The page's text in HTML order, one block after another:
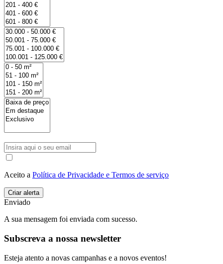
Aceito a Política de Privacidade e Termos de serviço
Enviado
A sua mensagem foi enviada com sucesso.
Subscreva a nossa newsletter
Esteja atento a novas campanhas e a novos eventos!